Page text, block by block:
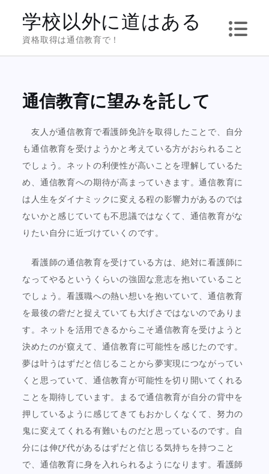
content
学校以外に道はある
資格取得は通信教育で！
通信教育に望みを託して
友人が通信教育で看護師免許を取得したことで、自分
も通信教育を受けようかと考えている方がおられること
でしょう。ネットの利便性が高いことを理解しているた
め、通信教育への期待が高まっていきます。通信教育に
は人生をダイナミックに変える程の影響力があるのでは
ないかと感じていても不思議ではなくて、通信教育がな
りたい自分に近づけていくのです。
看護師の通信教育を受けている方は、絶対に看護師に
なってやるというくらいの強固な意志を抱いていること
でしょう。看護職への熱い想いを抱いていて、通信教育
を最後の砦だと捉えていても大げさではないのでありま
す。ネットを活用できるからこそ通信教育を受けようと
決めたのが窺えて、通信教育に可能性を感じたのです。
夢は叶うはずだと信じることから夢実現につながってい
くと思っていて、通信教育が可能性を切り開いてくれる
ことを期待しています。まるで通信教育が自分の背中を
押しているように感じてきてもおかしくなくて、努力の
鬼に変えてくれる有難いものだと思っているのです。自
分には伸び代があるはずだと信じる気持ちを持つこと
で、通信教育に身を入れられるようになります。看護師